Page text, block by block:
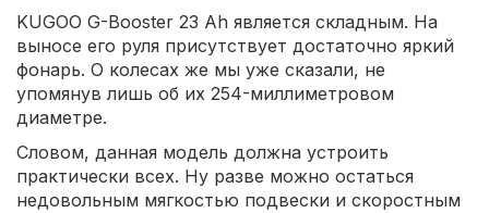
KUGOO G-Booster 23 Ah является складным. На
выносе его руля присутствует достаточно яркий
фонарь. О колесах же мы уже сказали, не
упомянув лишь об их 254-миллиметровом
диаметре.
Словом, данная модель должна устроить
практически всех. Ну разве можно остаться
недовольным мягкостью подвески и скоростным